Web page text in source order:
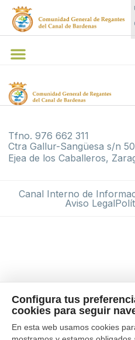
Configura tus
cookies para seguir
En esta web usamos cookies
Tfno. 976 662 311
Ctra Gallur-Sangüesa s/n
Ejea de los Caballeros,
Canal Interno de
Aviso Legal